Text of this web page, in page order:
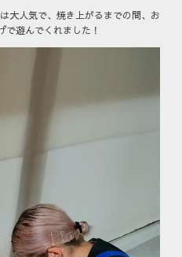
大人気で、焼き上がるまでの間、お
遊んでくれました！